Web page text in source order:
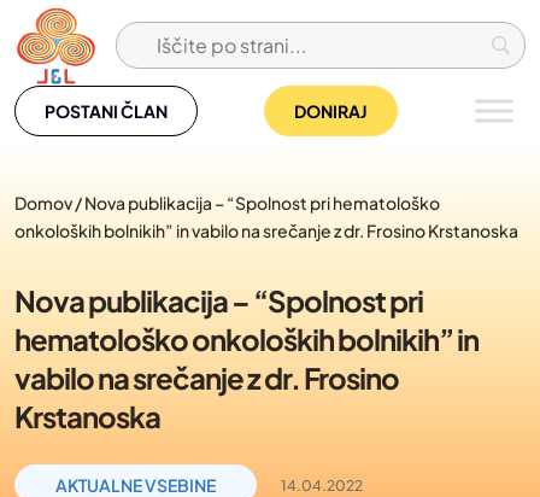
Skip
to
content
POSTANI ČLAN DONIRAJ
Domov/Nova publikacija – “Spolnost pri hematološko
onkoloških bolnikih” in vabilo na srečanje z dr. Frosino Krstanoska
Nova publikacija – “Spolnost pri
hematološko onkoloških bolnikih” in
vabilo na srečanje z dr. Frosino
Krstanoska
AKTUALNE VSEBINE 14.04.2022